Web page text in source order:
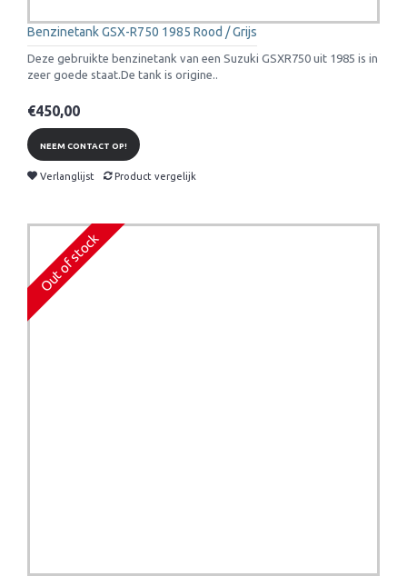
Benzinetank GSX-R750 1985 Rood / Grijs
Deze gebruikte benzinetank van een Suzuki GSXR750 uit 1985 is in
zeer goede staat.De tank is origine..
€450,00
NEEM CONTACT OP!
Verlanglijst Product vergelijk
Out of stock